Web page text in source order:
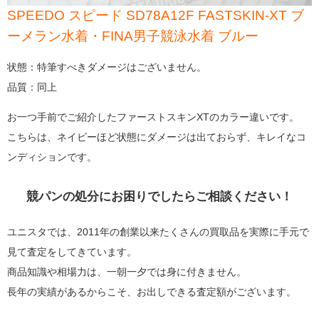
SPEEDO スピード SD78A12F FASTSKIN-XT ブ
ーメラン水着・FINA男子競泳水着 ブルー
状態：特筆すべきダメージはございません。
品質：同上
お一つ手前でご紹介したファーストスキンXTのカラー違いです。
こちらは、ネイビーほど状態にダメージは出ておらず、キレイなコ
ンディションです。
競パンの処分にお困りでしたらご相談ください！
ユニスタでは、2011年の創業以来たくさんの買取品を実際に手元で
見て査定をしてきています。
商品知識や相場力は、一朝一夕では身に付きません。
長年の実績があるからこそ、お出しできる査定額がございます。